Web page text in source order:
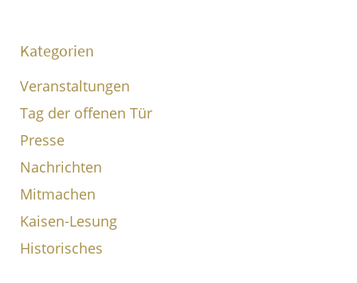
Kategorien
Veranstaltungen
Tag der offenen Tür
Presse
Nachrichten
Mitmachen
Kaisen-Lesung
Historisches